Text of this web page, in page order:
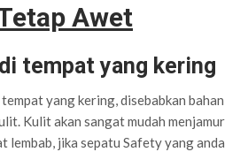
Awet
tempat yang kering
yang kering, disebabkan bahan
Kulit akan sangat mudah menjamur
lembab, jika sepatu Safety yang anda